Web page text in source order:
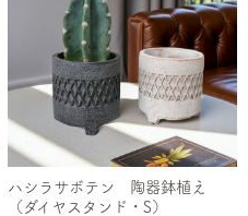
ハシラサボテン 陶器鉢植え
（ダイヤスタンド・S）